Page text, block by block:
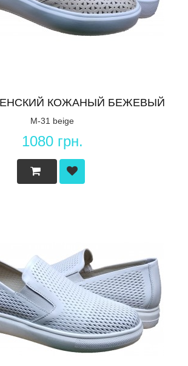
КОЖАНЫЙ БЕЖЕВЫЙ
M-31 beige
1080 грн.